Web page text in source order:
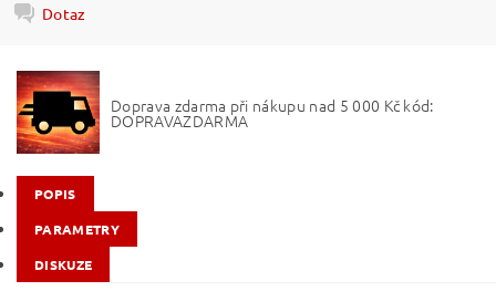
Dotaz
Doprava zdarma při nákupu nad 5 000 Kč kód:
DOPRAVAZDARMA
POPIS
PARAMETRY
DISKUZE